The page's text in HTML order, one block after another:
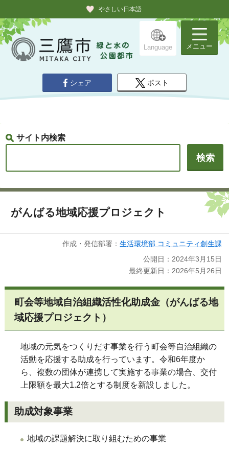
やさしい日本語
Language メニュー
シェア ポスト
サイト内検索
がんばる地域応援プロジェクト
作成・発信部署： 生活環境部 コミュニティ創生課
公開日：2024年3月15日
最終更新日：2026年5月26日
町会等地域自治組織活性化助成金（がんばる地
域応援プロジェクト）
地域の元気をつくりだす事業を行う町会等自治組織の
活動を応援する助成を行っています。令和6年度か
ら、複数の団体が連携して実施する事業の場合、交付
上限額を最大1.2倍とする制度を新設しました。
助成対象事業
地域の課題解決に取り組むための事業